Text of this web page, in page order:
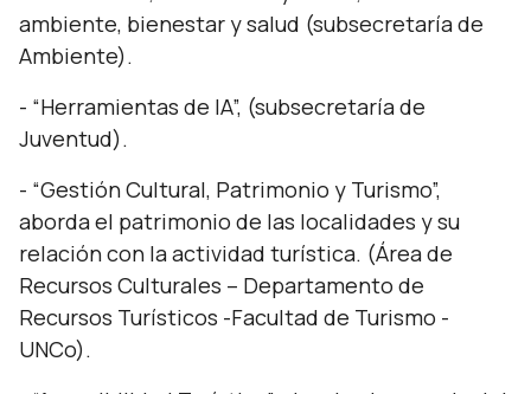
ambiente, bienestar y salud (subsecretaría de
Ambiente).
- “Herramientas de IA”, (subsecretaría de
Juventud).
- “Gestión Cultural, Patrimonio y Turismo”,
aborda el patrimonio de las localidades y su
relación con la actividad turística. (Área de
Recursos Culturales – Departamento de
Recursos Turísticos -Facultad de Turismo -
UNCo).